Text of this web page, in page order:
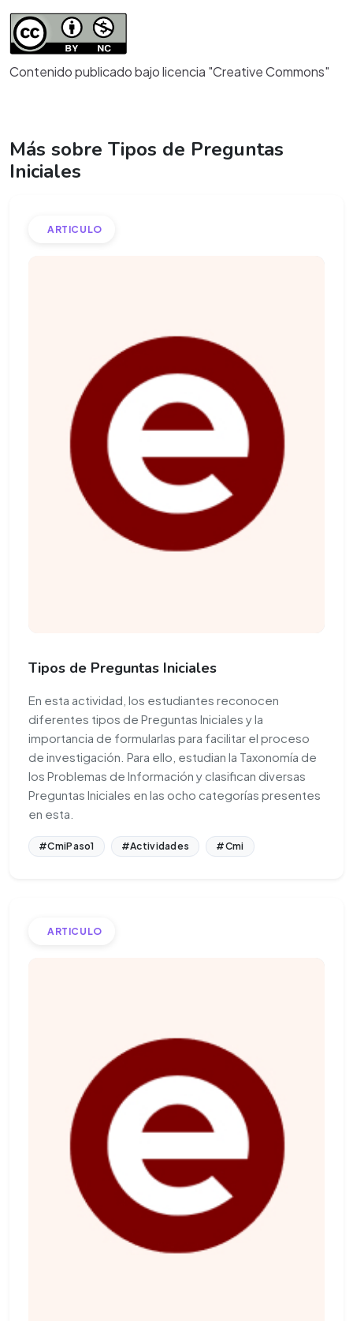
Contenido publicado bajo licencia "Creative Commons"
Más sobre Tipos de Preguntas
Iniciales
ARTICULO
Tipos de Preguntas Iniciales
En esta actividad, los estudiantes reconocen
diferentes tipos de Preguntas Iniciales y la
importancia de formularlas para facilitar el proceso
de investigación. Para ello, estudian la Taxonomía de
los Problemas de Información y clasifican diversas
Preguntas Iniciales en las ocho categorías presentes
en esta.
#CmiPaso1 #Actividades #Cmi
ARTICULO